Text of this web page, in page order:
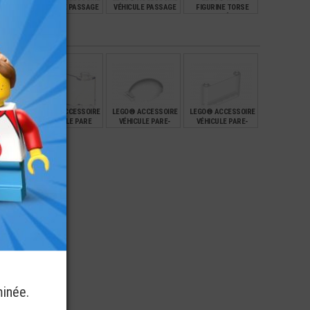
€
VÉHICULE PASSAGE
1,09
VÉHICULE PASSAGE
FIGURINE TORSE
LEGO® ACCESSOIRE
VÉHICULE PARE
LEGO® ACCESSOIRE
VÉHICULE PARE-
LEGO® ACCESSOIRE
VÉHICULE PARE-